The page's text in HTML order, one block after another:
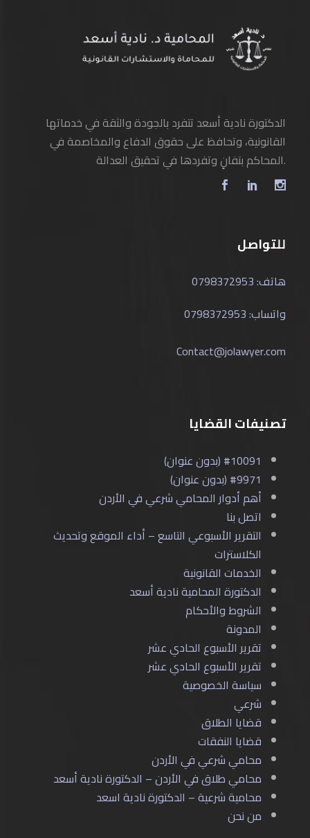
الدكتورة نادية أسعد تتفرد بالجودة والثقة في خدماتها
القانونية، وتحافظ على حقوق الدفاع والمخاصمة في
المحاكم بتفانٍ وتفردها في تحقيق العدالة.
للتواصل
هاتف: 0798372953
واتساب: 0798372953
Contact@jolawyer.com
تصنيفات القضايا
#10091 (بدون عنوان)
#9971 (بدون عنوان)
أهم أدوار المحامي شرعي في الأردن
اتصل بنا
التقرير الأسبوعي التاسع – أداء الموقع وتحديث
الكلاسترات
الخدمات القانونية
الدكتورة المحامية نادية أسعد
الشروط والأحكام
المدونة
تقرير الأسبوع الحادي عشر
تقرير الأسبوع الحادي عشر
سياسة الخصوصية
شرعي
قضايا الطلاق
قضايا النفقات
محامي شرعي في الأردن
محامي طلاق في الأردن – الدكتورة نادية أسعد
محامية شرعية – الدكتورة نادية اسعد
من نحن